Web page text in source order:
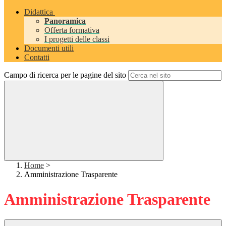
Didattica
Panoramica
Offerta formativa
I progetti delle classi
Documenti utili
Contatti
Campo di ricerca per le pagine del sito
Home >
Amministrazione Trasparente
Amministrazione Trasparente